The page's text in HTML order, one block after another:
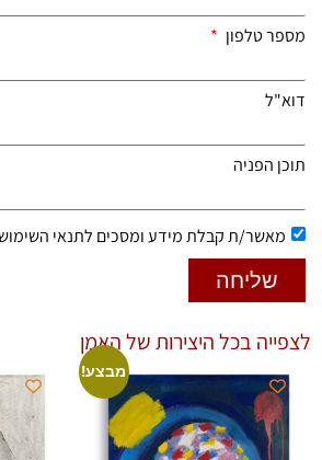
מספר טלפון
דוא"ל
תוכן הפניה
מאשר/ת קבלת מידע ומסכים לתנאי
שליחה
לצפייה בכל היצירות של האמן
מבצע!